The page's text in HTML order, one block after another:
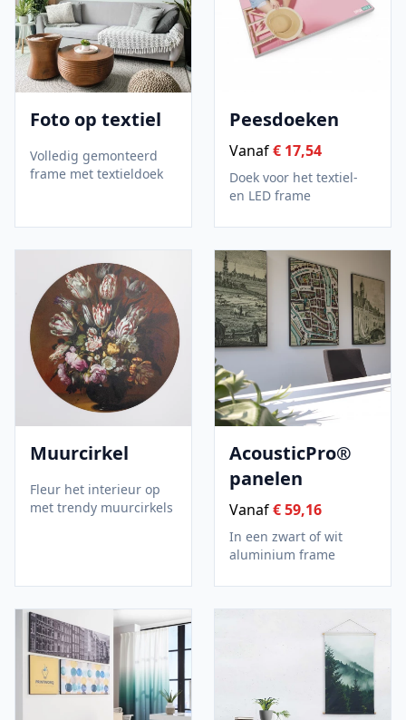
Foto op textiel
Volledig gemonteerd
frame met textieldoek
Peesdoeken
Vanaf€ 17,54
Doek voor het textiel-
en LED frame
Muurcirkel
Fleur het interieur op
met trendy muurcirkels
AcousticPro®
panelen
Vanaf€ 59,16
In een zwart of wit
aluminium frame